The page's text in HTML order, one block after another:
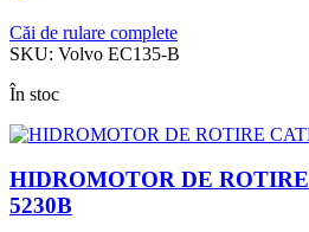
Căi de rulare complete
SKU: Volvo EC135-B
În stoc
HIDROMOTOR DE
5230B